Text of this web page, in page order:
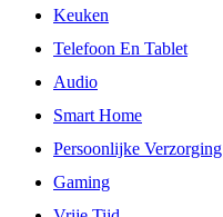
Keuken
Telefoon En Tablet
Audio
Smart Home
Persoonlijke Verzorging
Gaming